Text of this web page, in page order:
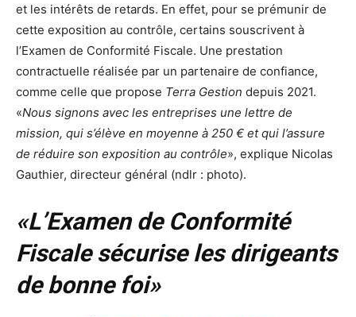
et les intérêts de retards. En effet, pour se prémunir de
cette exposition au contrôle, certains souscrivent à
l’Examen de Conformité Fiscale. Une prestation
contractuelle réalisée par un partenaire de confiance,
comme celle que propose Terra Gestion depuis 2021.
«Nous signons avec les entreprises une lettre de
mission, qui s’élève en moyenne à 250 € et qui l’assure
de réduire son exposition au contrôle», explique Nicolas
Gauthier, directeur général (ndlr : photo).
«L’Examen de Conformité
Fiscale sécurise les dirigeants
de bonne foi»